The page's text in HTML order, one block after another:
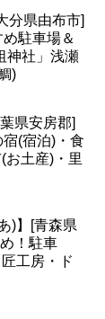
分県由布市]
駐車場＆
神社」浅瀬
)
県安房郡]
(宿泊)・食
お土産)・里
)】[青森県
！駐車
工房・ド